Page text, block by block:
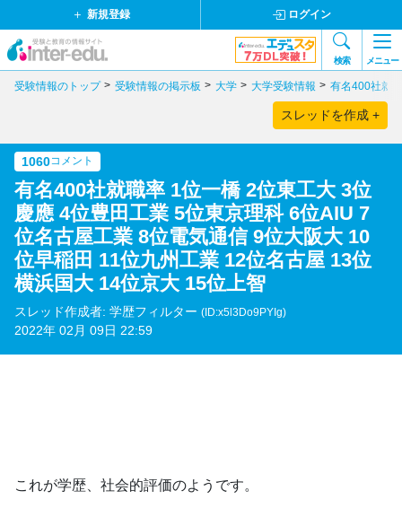
新規登録 ログイン
検索 メニュー
受験情報のトップ 受験情報の掲示板 大学 大学受験情報 有名400社就
スレッドを作成 +
1060コメント
有名400社就職率 1位一橋 2位東工大 3位
慶應 4位豊田工業 5位東京理科 6位AIU 7
位名古屋工業 8位電気通信 9位大阪大 10
位早稲田 11位九州工業 12位名古屋 13位
横浜国大 14位京大 15位上智
スレッド作成者: 学歴フィルター (ID:x5l3Do9PYIg)
2022年 02月 09日 22:59
これが学歴、社会的評価のようです。